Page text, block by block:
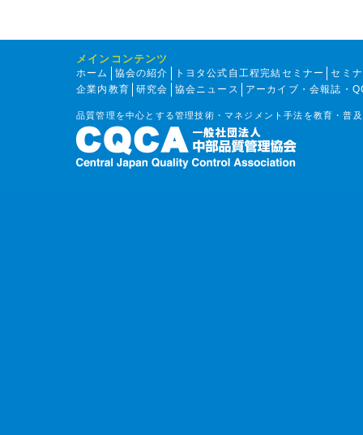
メインコンテンツ
ホーム 協会の紹介 トヨタ公式自工程完結セミナー
セミ
企業内教育
研究会 協会ニュース アーカイブ・会報誌・
品質管理を中心とする管理技術・マネジメント手法を教育・普